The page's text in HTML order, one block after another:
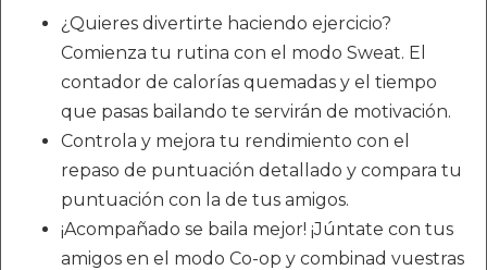
¿Quieres divertirte haciendo ejercicio?
Comienza tu rutina con el modo Sweat. El
contador de calorías quemadas y el tiempo
que pasas bailando te servirán de motivación.
Controla y mejora tu rendimiento con el
repaso de puntuación detallado y compara tu
puntuación con la de tus amigos.
¡Acompañado se baila mejor! ¡Júntate con tus
amigos en el modo Co-op y combinad vuestras